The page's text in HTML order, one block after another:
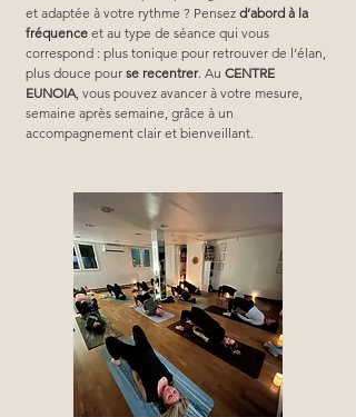
et adaptée à votre rythme ? Pensez d’abord à la
fréquence et au type de séance qui vous
correspond : plus tonique pour retrouver de l’élan,
plus douce pour se recentrer. Au CENTRE
EUNOIA, vous pouvez avancer à votre mesure,
semaine après semaine, grâce à un
accompagnement clair et bienveillant.